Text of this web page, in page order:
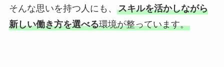
そんな思いを持つ人にも、 スキルを活かしながら
新しい働き方を選べる環境が整っています。